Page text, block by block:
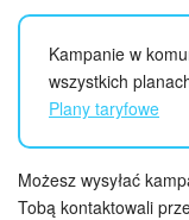
Dysk
Kalendarz
Jak zacząć
Kampanie w
wszystkich
Plany taryfowe
Możesz wysyłać
Tobą kontaktowali